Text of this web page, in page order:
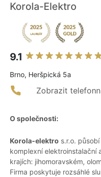
Korola-Elektro
9.1
Brno, Heršpická 5a
Zobrazit
O společnosti:
Korola-elektro s.r.o.
komplexní elektroinstalační
krajích: jihomoravském,
Firma poskytuje rozsáhlé